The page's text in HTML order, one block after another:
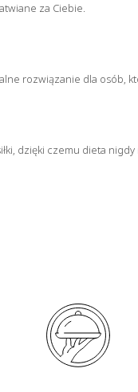
za Ciebie.
rozwiązanie dla osób,
dzięki czemu dieta